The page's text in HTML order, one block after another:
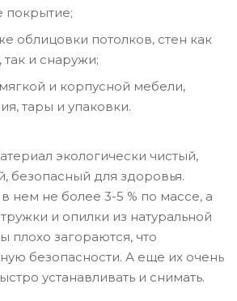
облицовки потолков, стен как
так и снаружи;
и корпусной мебели,
тары и упаковки.
экологически чистый,
безопасный для здоровья.
нем не более 3-5 % по массе, а
и опилки из натуральной
плохо загораются, что
безопасности. А еще их очень
устанавливать и снимать.